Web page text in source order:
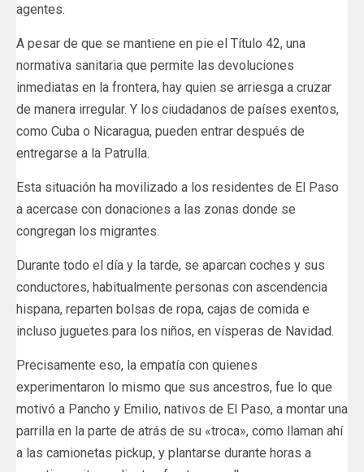
agentes.
A pesar de que se mantiene en pie el Título 42, una
normativa sanitaria que permite las devoluciones
inmediatas en la frontera, hay quien se arriesga a cruzar
de manera irregular. Y los ciudadanos de países exentos,
como Cuba o Nicaragua, pueden entrar después de
entregarse a la Patrulla.
Esta situación ha movilizado a los residentes de El Paso
a acercase con donaciones a las zonas donde se
congregan los migrantes.
Durante todo el día y la tarde, se aparcan coches y sus
conductores, habitualmente personas con ascendencia
hispana, reparten bolsas de ropa, cajas de comida e
incluso juguetes para los niños, en vísperas de Navidad.
Precisamente eso, la empatía con quienes
experimentaron lo mismo que sus ancestros, fue lo que
motivó a Pancho y Emilio, nativos de El Paso, a montar una
parrilla en la parte de atrás de su «troca», como llaman ahí
a las camionetas pickup, y plantarse durante horas a